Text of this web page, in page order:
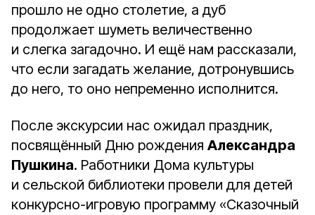
прошло не одно столетие, а дуб
продолжает шуметь величественно
и слегка загадочно. И ещё нам рассказали,
что если загадать желание, дотронувшись
до него, то оно непременно исполнится.
После экскурсии нас ожидал праздник,
посвящённый Дню рождения Александра
Пушкина. Работники Дома культуры
и сельской библиотеки провели для детей
конкурсно-игровую программу «Сказочный